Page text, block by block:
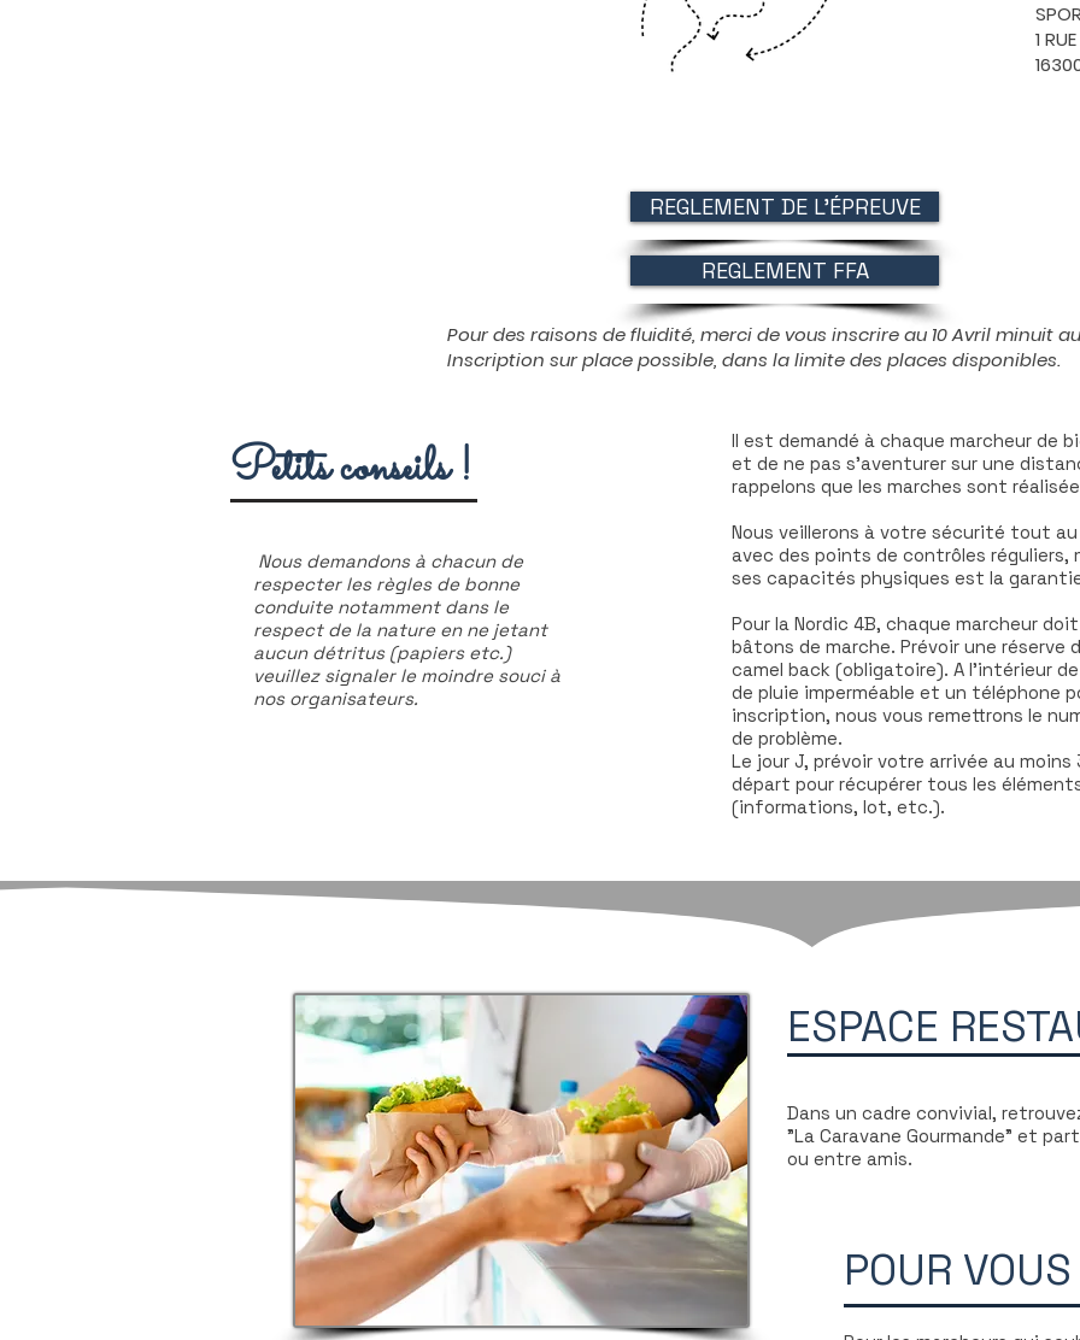
REGLEMENT DE L'ÉPREUVE
1
REGLEMENT FFA
Pour des raisons de fluidité, merci de vous inscrire au 10 Avril minuit
Inscription sur place possible, dans la limite des places disponibles.
Nous demandons à chacun de
respecter les règles de bonne
conduite notamment dans le
respect de la nature en ne jetant
aucun détritus (papiers etc.)
veuillez signaler le moindre souci à
nos organisateurs.
Petits conseils !
Il est demandé à chaque marcheur de
et de ne pas s'aventurer sur une
rappelons que les marches sont
Nous veillerons à votre sécurité tout
avec des points de contrôles réguliers,
ses capacités physiques est la
​Pour la Nordic 4B, chaque marcheur
bâtons de marche. Prévoir une réserve
camel back (obligatoire). A l'intérieur
de pluie imperméable et un téléphone
inscription, nous vous remettrons le
de problème.
​Le jour J, prévoir votre arrivée au
départ pour récupérer tous les
(informations, lot, etc.).
ESPACE
Dans un cadre convivial,
"La Caravane Gourmande" et
ou entre amis.
POUR